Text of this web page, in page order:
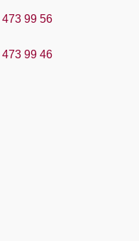
99 56
99 46